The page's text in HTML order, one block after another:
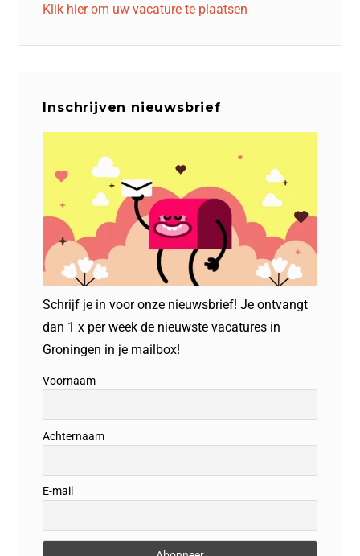
Klik hier om uw vacature te plaatsen
Inschrijven nieuwsbrief
Schrijf je in voor onze nieuwsbrief! Je ontvangt
dan 1 x per week de nieuwste vacatures in
Groningen in je mailbox!
Voornaam
Achternaam
E-mail